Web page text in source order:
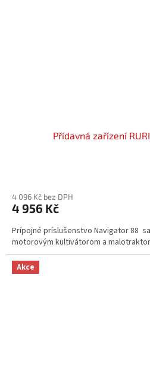
Přídavná zařízení
4 096 Kč bez DPH
4 956 Kč
Prípojné príslušenstvo Navigator 88
motorovým kultivátorom a
Akce